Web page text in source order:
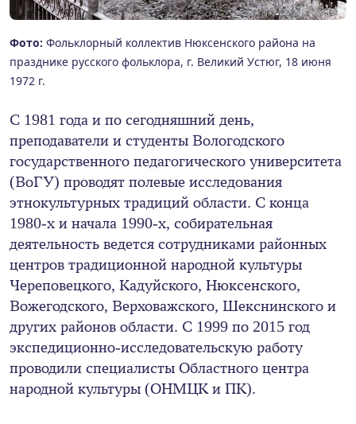
Фото: Фольклорный коллектив Нюксенского района на
празднике русского фольклора, г. Великий Устюг, 18 июня
1972 г.
С 1981 года и по сегодняшний день,
преподаватели и студенты Вологодского
государственного педагогического университета
(ВоГУ) проводят полевые исследования
этнокультурных традиций области. С конца
1980-х и начала 1990-х, собирательная
деятельность ведется сотрудниками районных
центров традиционной народной культуры
Череповецкого, Кадуйского, Нюксенского,
Вожегодского, Верховажского, Шекснинского и
других районов области. С 1999 по 2015 год
экспедиционно-исследовательскую работу
проводили специалисты Областного центра
народной культуры (ОНМЦК и ПК).